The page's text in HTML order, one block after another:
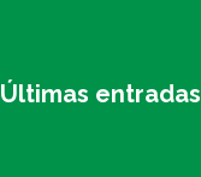
Últimas entradas